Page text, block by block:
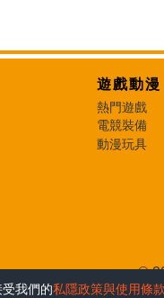
我們的私隱政策與使用條款
遊戲動漫
熱門遊戲
電競裝備
動漫玩具
©